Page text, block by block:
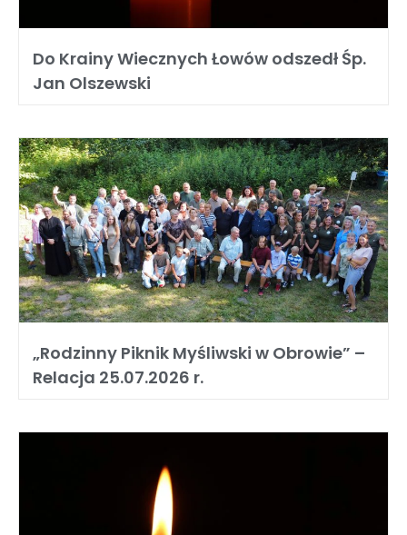
Do Krainy Wiecznych Łowów odszedł Śp.
Jan Olszewski
„Rodzinny Piknik Myśliwski w Obrowie” –
Relacja 25.07.2026 r.